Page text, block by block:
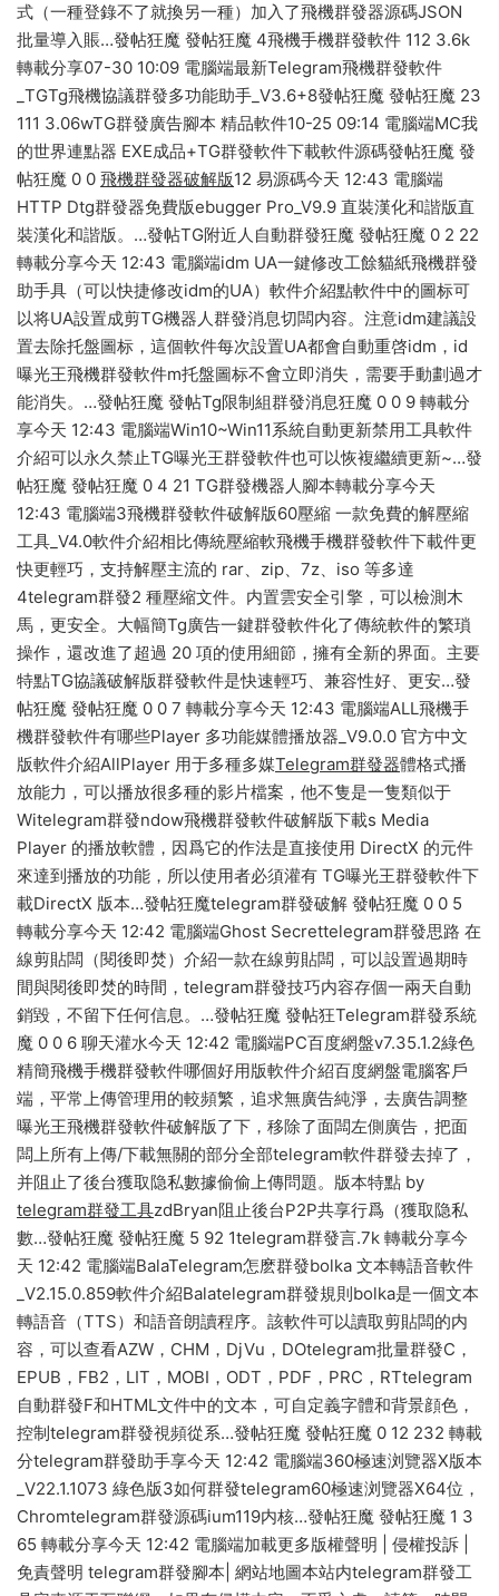
式（一種登錄不了就換另一種）加入了飛機群發器源碼JSON
批量導入賬…發帖狂魔 發帖狂魔 4飛機手機群發軟件 112 3.6k
轉載分享07-30 10:09 電腦端最新Telegram飛機群發軟件
_TGTg飛機協議群發多功能助手_V3.6+8發帖狂魔 發帖狂魔 23
111 3.06wTG群發廣告腳本 精品軟件10-25 09:14 電腦端MC我
的世界連點器 EXE成品+TG群發軟件下載軟件源碼發帖狂魔 發
帖狂魔 0 0 飛機群發器破解版12 易源碼今天 12:43 電腦端
HTTP Dtg群發器免費版ebugger Pro_V9.9 直裝漢化和諧版直
裝漢化和諧版。…發帖TG附近人自動群發狂魔 發帖狂魔 0 2 22
轉載分享今天 12:43 電腦端idm UA一鍵修改工餘貓紙飛機群發
助手具（可以快捷修改idm的UA）軟件介紹點軟件中的圖标可
以将UA設置成剪TG機器人群發消息切闆内容。注意idm建議設
置去除托盤圖标，這個軟件每次設置UA都會自動重啓idm，id
曝光王飛機群發軟件m托盤圖标不會立即消失，需要手動劃過才
能消失。…發帖狂魔 發帖Tg限制組群發消息狂魔 0 0 9 轉載分
享今天 12:43 電腦端Win10~Win11系統自動更新禁用工具軟件
介紹可以永久禁止TG曝光王群發軟件也可以恢複繼續更新~…發
帖狂魔 發帖狂魔 0 4 21 TG群發機器人腳本轉載分享今天
12:43 電腦端3飛機群發軟件破解版60壓縮 一款免費的解壓縮
工具_V4.0軟件介紹相比傳統壓縮軟飛機手機群發軟件下載件更
快更輕巧，支持解壓主流的 rar、zip、7z、iso 等多達
4telegram群發2 種壓縮文件。内置雲安全引擎，可以檢測木
馬，更安全。大幅簡Tg廣告一鍵群發軟件化了傳統軟件的繁瑣
操作，還改進了超過 20 項的使用細節，擁有全新的界面。主要
特點TG協議破解版群發軟件是快速輕巧、兼容性好、更安…發
帖狂魔 發帖狂魔 0 0 7 轉載分享今天 12:43 電腦端ALL飛機手
機群發軟件有哪些Player 多功能媒體播放器_V9.0.0 官方中文
版軟件介紹AllPlayer 用于多種多媒Telegram群發器體格式播
放能力，可以播放很多種的影片檔案，他不隻是一隻類似于
Witelegram群發ndow飛機群發軟件破解版下載s Media
Player 的播放軟體，因爲它的作法是直接使用 DirectX 的元件
來達到播放的功能，所以使用者必須灌有 TG曝光王群發軟件下
載DirectX 版本…發帖狂魔telegram群發破解 發帖狂魔 0 0 5
轉載分享今天 12:42 電腦端Ghost Secrettelegram群發思路 在
線剪貼闆（閱後即焚）介紹一款在線剪貼闆，可以設置過期時
間與閱後即焚的時間，telegram群發技巧内容存個一兩天自動
銷毀，不留下任何信息。…發帖狂魔 發帖狂Telegram群發系統
魔 0 0 6 聊天灌水今天 12:42 電腦端PC百度網盤v7.35.1.2綠色
精簡飛機手機群發軟件哪個好用版軟件介紹百度網盤電腦客戶
端，平常上傳管理用的較頻繁，追求無廣告純淨，去廣告調整
曝光王飛機群發軟件破解版了下，移除了面闆左側廣告，把面
闆上所有上傳/下載無關的部分全部telegram軟件群發去掉了，
并阻止了後台獲取隐私數據偷偷上傳問題。版本特點 by
telegram群發工具zdBryan阻止後台P2P共享行爲（獲取隐私
數…發帖狂魔 發帖狂魔 5 92 1telegram群發言.7k 轉載分享今
天 12:42 電腦端BalaTelegram怎麽群發bolka 文本轉語音軟件
_V2.15.0.859軟件介紹Balatelegram群發規則bolka是一個文本
轉語音（TTS）和語音朗讀程序。該軟件可以讀取剪貼闆的内
容，可以查看AZW，CHM，DjVu，DOtelegram批量群發C，
EPUB，FB2，LIT，MOBI，ODT，PDF，PRC，RTtelegram
自動群發F和HTML文件中的文本，可自定義字體和背景顔色，
控制telegram群發視頻從系…發帖狂魔 發帖狂魔 0 12 232 轉載
分telegram群發助手享今天 12:42 電腦端360極速浏覽器X版本
_V22.1.1073 綠色版3如何群發telegram60極速浏覽器X64位，
Chromtelegram群發源碼ium119内核…發帖狂魔 發帖狂魔 1 3
65 轉載分享今天 12:42 電腦端加載更多版權聲明 | 侵權投訴 |
免責聲明 telegram群發腳本| 網站地圖本站内telegram群發工